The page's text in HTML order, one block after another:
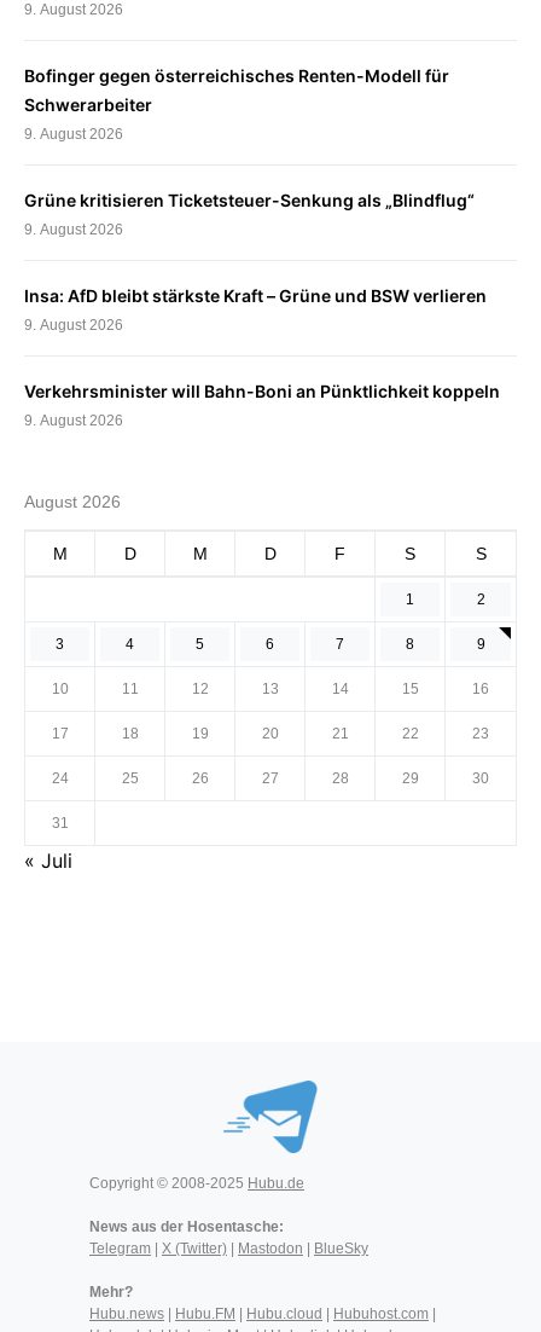
9. August 2026
Bofinger gegen österreichisches Renten-Modell für
Schwerarbeiter
9. August 2026
Grüne kritisieren Ticketsteuer-Senkung als „Blindflug“
9. August 2026
Insa: AfD bleibt stärkste Kraft – Grüne und BSW verlieren
9. August 2026
Verkehrsminister will Bahn-Boni an Pünktlichkeit koppeln
9. August 2026
August 2026
M D M D F S S
1 2
3 4 5 6 7 8 9
10 11 12 13 14 15 16
17 18 19 20 21 22 23
24 25 26 27 28 29 30
31
« Juli
Copyright © 2008-2025 Hubu.de
News aus der Hosentasche:
Telegram
X (Twitter) Mastodon BlueSky
Mehr?
Hubu.news
Hubu.FM Hubu.cloud Hubuhost.com